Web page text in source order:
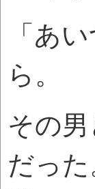
「あ
ら。
その
だっ